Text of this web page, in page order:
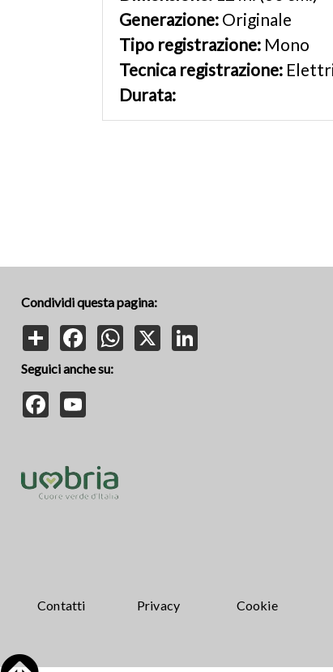
Generazione: Originale
Tipo registrazione: Mono
Tecnica registrazione:
Durata:
Condividi questa pagina:
Share
FacebookWhatsApp
Seguici anche su:
Facebook
Contatti Privacy Cookie